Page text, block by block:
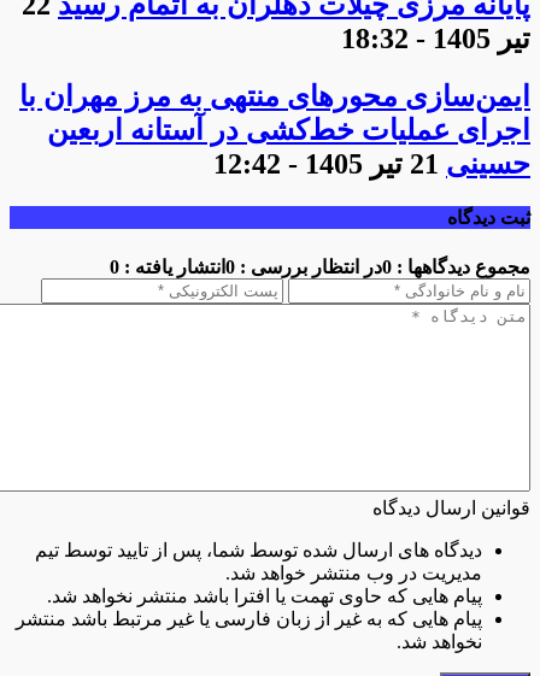
تیر 1405 - 18:32
ایمن‌سازی محورهای منتهی به مرز مهران با
اجرای عملیات خط‌کشی در آستانه اربعین
حسینی 21 تیر 1405 - 12:42
ثبت دیدگاه
مجموع دیدگاهها : 0 در انتظار بررسی : 0 انتشار یافته : 0
قوانین ارسال دیدگاه
دیدگاه های ارسال شده توسط شما، پس از تایید توسط تیم
مدیریت در وب منتشر خواهد شد.
پیام هایی که حاوی تهمت یا افترا باشد منتشر نخواهد شد.
پیام هایی که به غیر از زبان فارسی یا غیر مرتبط باشد منتشر
نخواهد شد.